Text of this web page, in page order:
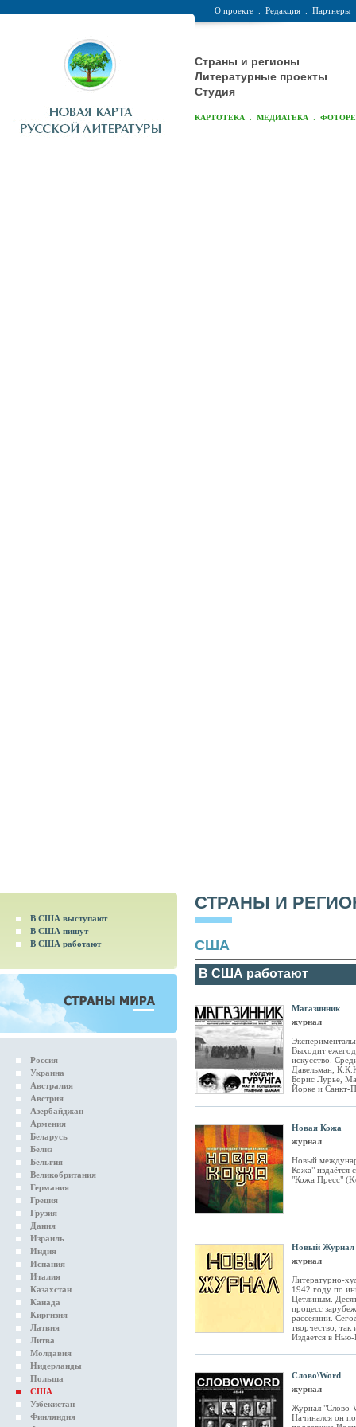
О проекте Редакция Партнеры
Страны и регионы
Литературные проекты
Студия
КАРТОТЕКА МЕДИАТЕКА
В США выступают
В США пишут
В США работают
Россия
Украина
Австралия
Австрия
Азербайджан
Армения
Беларусь
Белиз
Бельгия
Великобритания
Германия
Греция
Грузия
Дания
Израиль
Индия
Испания
Италия
Казахстан
Канада
Киргизия
Латвия
Литва
Молдавия
Нидерланды
Польша
США
Узбекистан
Финляндия
СТРАНЫ И
США
В США работают
Магазинник
журнал
Выходит
искусство.
Давельман,
Борис Лурье,
Йорке и Санкт-
Новая Кожа
журнал
Новый
Кожа" издаётся
"Кожа Пресс"
Новый Журнал
журнал
Литературно-
1942 году по
Цетлиным.
процесс
рассеянии.
творчество,
Издается в
Слово\Word
журнал
Журнал "Слово-
Начинался он